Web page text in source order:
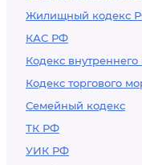
Жилищный кодекс
КАС РФ
Кодекс
Кодекс торгового
Семейный кодекс
ТК РФ
УИК РФ